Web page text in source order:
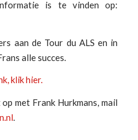
is te vinden op:
aan de Tour du ALS en in
alle succes.
klik hier.
met Frank Hurkmans, mail
.